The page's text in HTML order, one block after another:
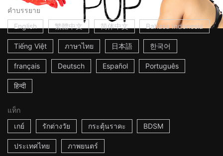
คำบรรยาย
English
繁體中文 简体中文 Bahasa Indonesia
Tiếng Việt ภาษาไทย 日本語 한국어
français Deutsch Español Português
हिन्दी
แท็ก
เกย์
รักต่างวัย กระตุ้นราคะ BDSM
ประเทศไทย ภาพยนตร์